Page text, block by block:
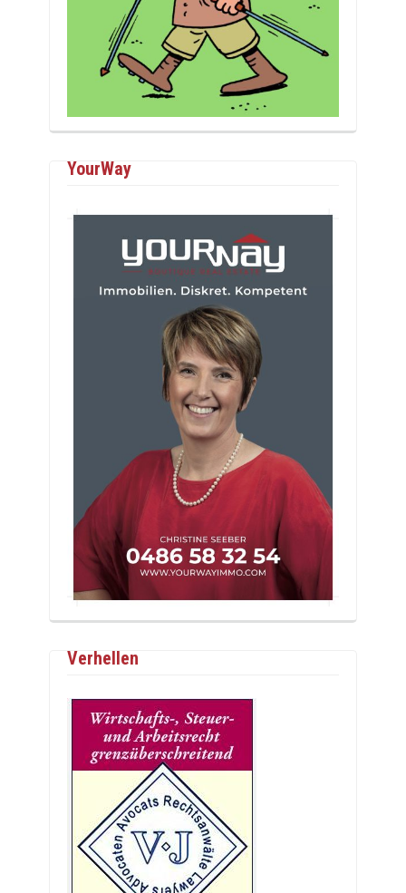
YourWay
Verhellen